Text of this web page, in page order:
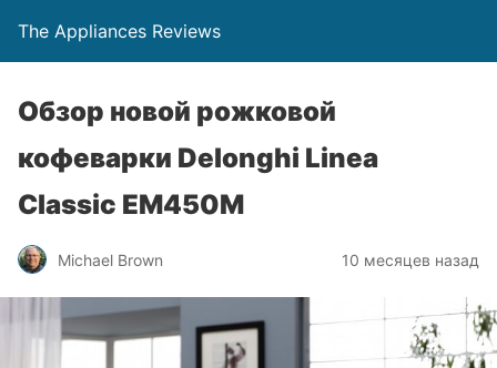
The Appliances Reviews
Обзор новой рожковой
кофеварки Delonghi Linea
Classic EM450M
Michael Brown 10 месяцев назад